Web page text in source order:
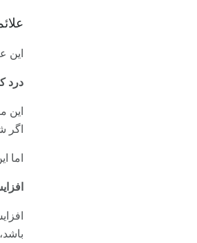
این
درد
این
اگر
اما